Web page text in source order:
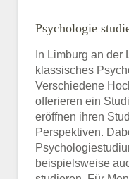
Psychologie
In Limburg an der
klassisches
Verschiedene
offerieren ein
eröffnen ihren
Perspektiven.
beispielsweise